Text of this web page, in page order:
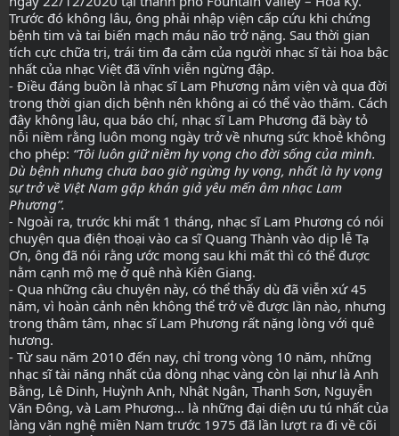
Trước đó không lâu, ông phải nhập viện cấp cứu khi chứng
bệnh tim và tai biến mạch máu não trở nặng. Sau thời gian
tích cực chữa trị, trái tim đa cảm của người nhạc sĩ tài hoa bậc
nhất của nhạc Việt đã vĩnh viễn ngừng đập.
- Điều đáng buồn là nhạc sĩ Lam Phương nằm viện và qua đời
trong thời gian dịch bệnh nên không ai có thể vào thăm. Cách
đây không lâu, qua báo chí, nhạc sĩ Lam Phương đã bày tỏ
nỗi niềm rằng luôn mong ngày trở về nhưng sức khoẻ không
cho phép: “Tôi luôn giữ niềm hy vọng cho đời sống của mình.
Dù bệnh nhưng chưa bao giờ ngừng hy vọng, nhất là hy vọng
sự trở về Việt Nam gặp khán giả yêu mến âm nhạc Lam
Phương”.
- Ngoài ra, trước khi mất 1 tháng, nhạc sĩ Lam Phương có nói
chuyện qua điện thoại vào ca sĩ Quang Thành vào dịp lễ Tạ
Ơn, ông đã nói rằng ước mong sau khi mất thì có thể được
nằm cạnh mộ mẹ ở quê nhà Kiên Giang.
- Qua những câu chuyện này, có thể thấy dù đã viễn xứ 45
năm, vì hoàn cảnh nên không thể trở về được lần nào, nhưng
trong thâm tâm, nhạc sĩ Lam Phương rất nặng lòng với quê
hương.
- Từ sau năm 2010 đến nay, chỉ trong vòng 10 năm, những
nhạc sĩ tài năng nhất của dòng nhạc vàng còn lại như là Anh
Bằng, Lê Dinh, Huỳnh Anh, Nhật Ngân, Thanh Sơn, Nguyễn
Văn Đông, và Lam Phương… là những đại diện ưu tú nhất của
làng văn nghệ miền Nam trước 1975 đã lần lượt ra đi về cõi